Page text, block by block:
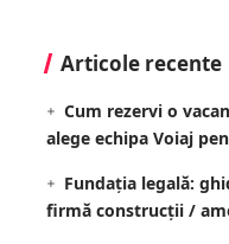
Articole recente
Cum rezervi o
alege echipa Voiaj
Fundația legală:
firmă construcții /